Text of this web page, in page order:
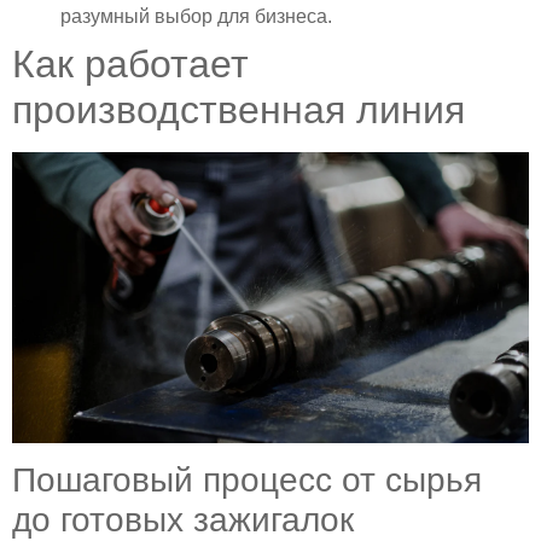
разумный выбор для бизнеса.
Как работает
производственная линия
Пошаговый процесс от сырья
до готовых зажигалок